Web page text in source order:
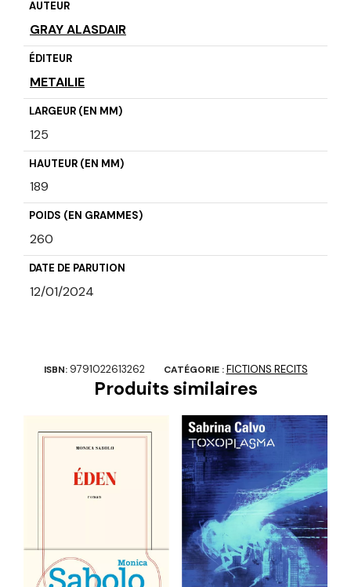
AUTEUR
GRAY ALASDAIR
ÉDITEUR
METAILIE
LARGEUR (EN MM)
125
HAUTEUR (EN MM)
189
POIDS (EN GRAMMES)
260
DATE DE PARUTION
12/01/2024
ISBN: 9791022613262 CATÉGORIE :FICTIONS RECITS
Produits similaires